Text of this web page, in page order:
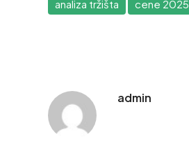
analiza tržišta cene 2025
admin